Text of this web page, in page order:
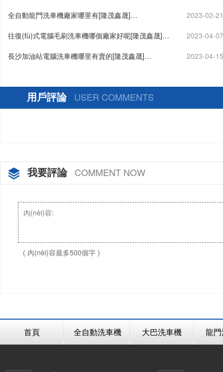
全自動龍門洗車機廠家哪里有[隆茂鑫晟]… 2023-02-
往復(fù)式電腦毛刷洗車機哪個廠家好呢[隆茂鑫晟]… 2023-04-
長沙加油站電腦洗車機哪里有賣的[隆茂鑫晟]… 2023-04-
用戶評論 USER COMMENTS
我要評論 COMMENT NOW
( 內(nèi)容最多500個字 )
首頁 全自動洗車機 大巴洗車機 龍